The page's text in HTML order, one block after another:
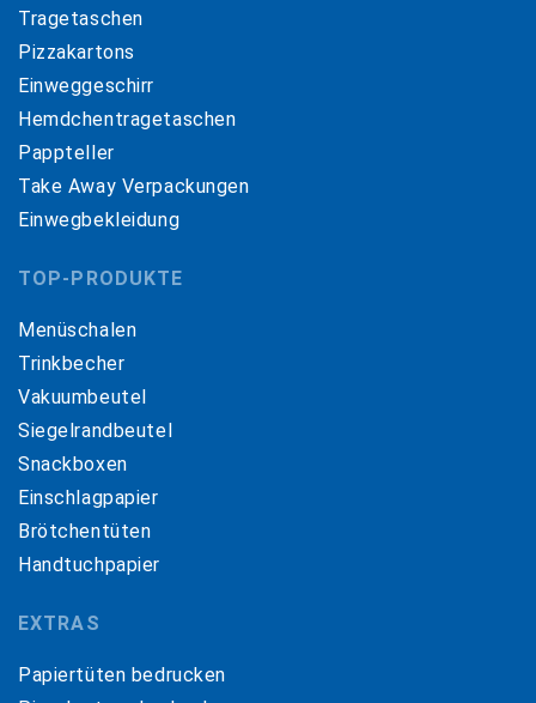
Tragetaschen
Pizzakartons
Einweggeschirr
Hemdchentragetaschen
Pappteller
Take Away Verpackungen
Einwegbekleidung
TOP-PRODUKTE
Menüschalen
Trinkbecher
Vakuumbeutel
Siegelrandbeutel
Snackboxen
Einschlagpapier
Brötchentüten
Handtuchpapier
EXTRAS
Papiertüten bedrucken